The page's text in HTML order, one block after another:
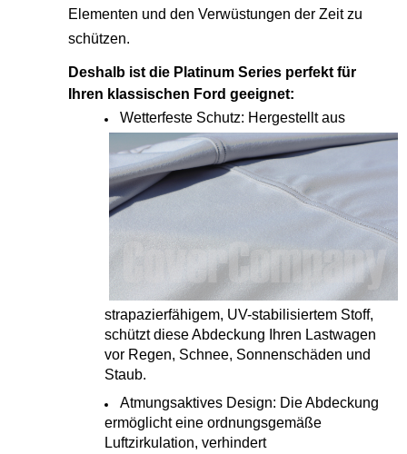
Elementen und den Verwüstungen der Zeit zu
schützen.
Deshalb ist die Platinum Series perfekt für
Ihren klassischen Ford geeignet:
Wetterfeste Schutz: Hergestellt aus
strapazierfähigem, UV-stabilisiertem Stoff,
schützt diese Abdeckung Ihren Lastwagen
vor Regen, Schnee, Sonnenschäden und
Staub.
Atmungsaktives Design: Die Abdeckung
ermöglicht eine ordnungsgemäße
Luftzirkulation, verhindert